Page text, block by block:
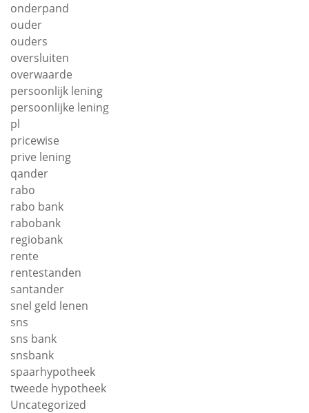
onderpand
ouder
ouders
oversluiten
overwaarde
persoonlijk lening
persoonlijke lening
pl
pricewise
prive lening
qander
rabo
rabo bank
rabobank
regiobank
rente
rentestanden
santander
snel geld lenen
sns
sns bank
snsbank
spaarhypotheek
tweede hypotheek
Uncategorized